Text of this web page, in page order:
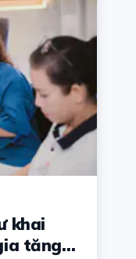
khai
tăng